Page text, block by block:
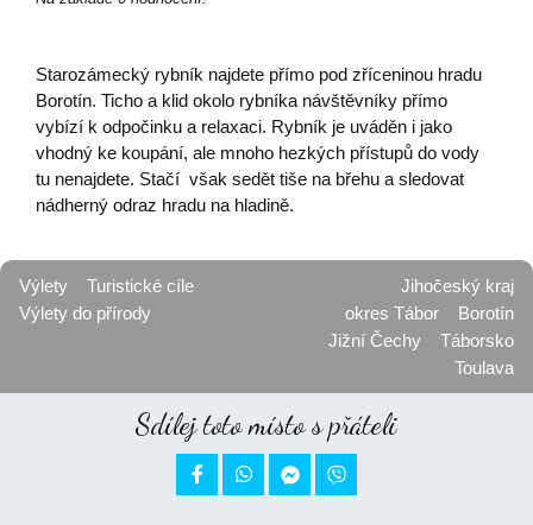
Starozámecký rybník najdete přímo pod zříceninou hradu
Borotín. Ticho a klid okolo rybníka návštěvníky přímo
vybízí k odpočinku a relaxaci. Rybník je uváděn i jako
vhodný ke koupání, ale mnoho hezkých přístupů do vody
tu nenajdete. Stačí však sedět tiše na břehu a sledovat
nádherný odraz hradu na hladině.
Výlety
Turistické cíle
Výlety do přírody
Jihočeský kraj
okres Tábor
Borotín
Jižní Čechy
Táborsko
Toulava
Sdílej toto místo s přáteli
 